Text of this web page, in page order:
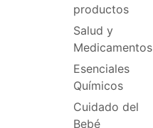
productos
Salud y
Medicamentos
Esenciales
Químicos
Cuidado del
Bebé